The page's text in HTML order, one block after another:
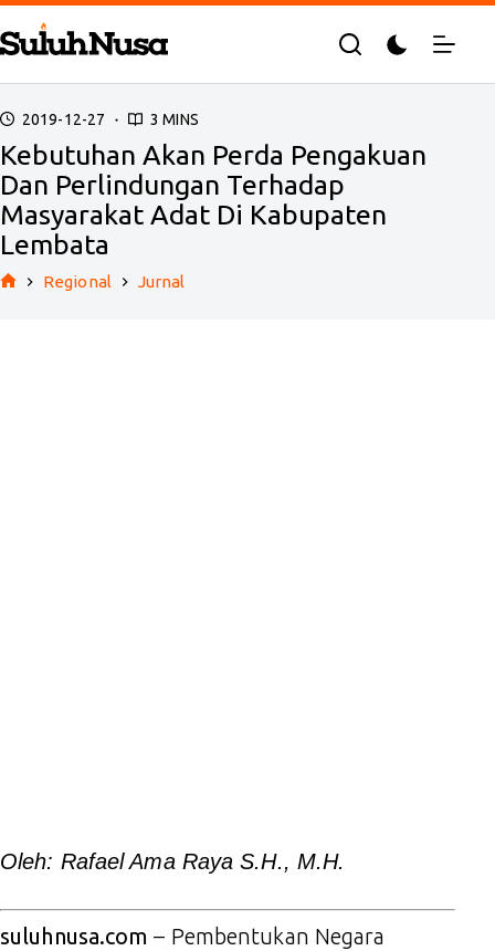
Skip
to
content
2019-12-27 3 MINS
Kebutuhan Akan Perda Pengakuan
Dan Perlindungan Terhadap
Masyarakat Adat Di Kabupaten
Lembata
Regional Jurnal
Oleh: Rafael Ama Raya S.H., M.H.
suluhnusa.com – Pembentukan Negara